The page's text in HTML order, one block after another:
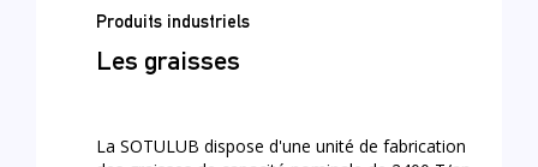
Produits industriels
Les graisses
La SOTULUB dispose d'une unité de fabrication